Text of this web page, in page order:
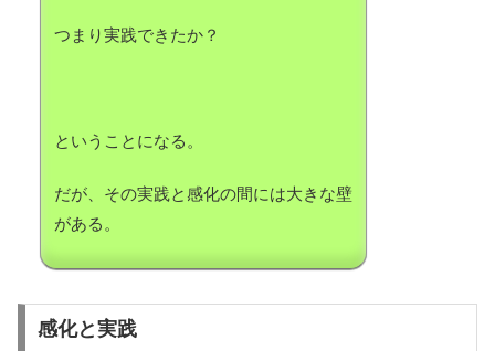
つまり実践できたか？
ということになる。
だが、その実践と感化の間には大きな壁
がある。
感化と実践